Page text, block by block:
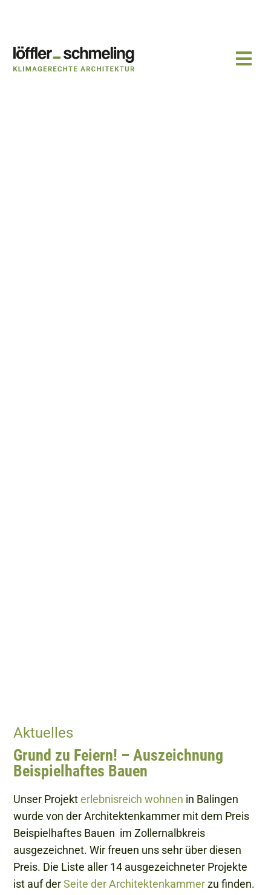
Aktuelles
Grund zu Feiern! – Auszeichnung
Beispielhaftes Bauen
Unser Projekterlebnisreich wohnen in Balingen
wurde von der Architektenkammer mit dem Preis
Beispielhaftes Bauen im Zollernalbkreis
ausgezeichnet. Wir freuen uns sehr über diesen
Preis. Die Liste aller 14 ausgezeichneter Projekte
ist auf derSeite der Architektenkammer zu finden.